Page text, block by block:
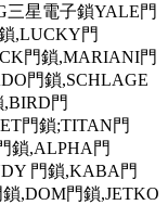
三星電子鎖YALE門
,LUCKY門
門鎖,MARIANI門
門鎖,SCHLAGE
門
門鎖;TITAN門
鎖,ALPHA門
門鎖,KABA門
,DOM門鎖,JETKO